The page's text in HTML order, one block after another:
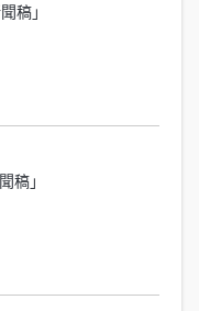
稿」
稿」